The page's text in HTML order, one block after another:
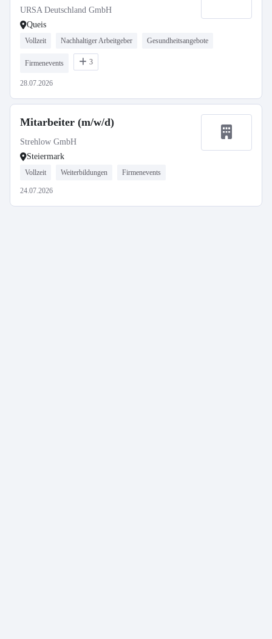
URSA Deutschland GmbH
Queis
Vollzeit Nachhaltiger Arbeitgeber Gesundheitsangebote
Firmenevents 3
28.07.2026
Mitarbeiter (m/w/d)
Strehlow GmbH
Steiermark
Vollzeit Weiterbildungen Firmenevents
24.07.2026